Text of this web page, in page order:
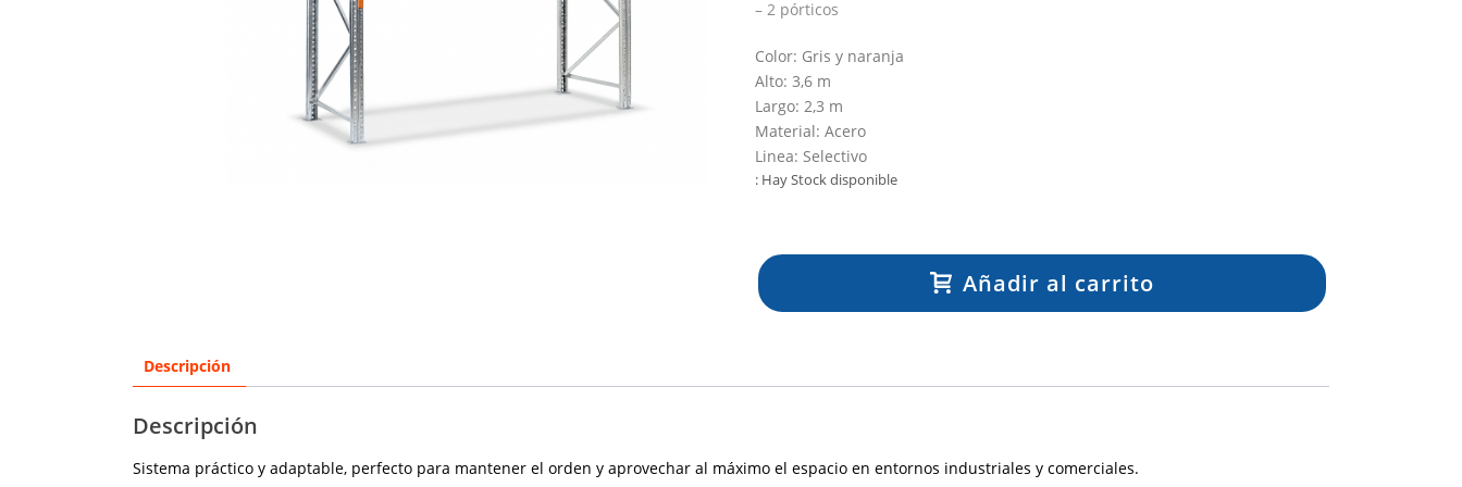
– 2 pórticos
Color: Gris y naranja
Alto: 3,6 m
Largo: 2,3 m
Material: Acero
Linea: Selectivo
: Hay Stock disponible
Añadir al carrito
Descripción
Descripción
Sistema práctico y adaptable, perfecto para mantener el orden y aprovechar al máximo el espacio en entornos industriales y comerciales.